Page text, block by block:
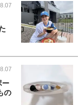
ー
の